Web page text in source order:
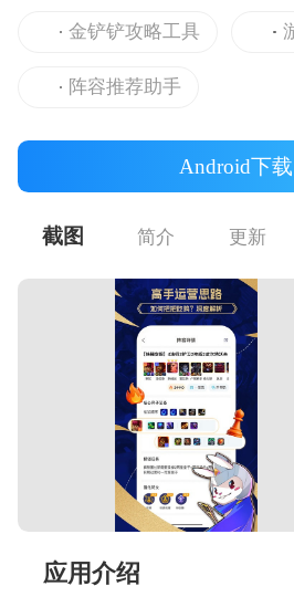
金铲铲攻略工具
阵容推荐助手
Android下载
截图 简介 更新
应用介绍